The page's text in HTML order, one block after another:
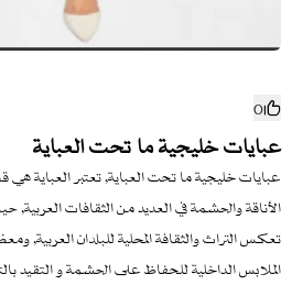
0
عبايات خليجية ما تحت العباية
عبايات خليجية ما تحت العباية, تعتبر العباية
الأناقة والحشمة في العديد من الثقافات العربية,
تعكس التراث والثقافة المحلية للبلدان العربية,
الملابس الداخلية للحفاظ على الحشمة و التقيد